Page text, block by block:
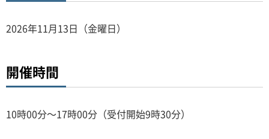
2026年11月13日（金曜日）
開催時間
10時00分～17時00分（受付開始9時30分）